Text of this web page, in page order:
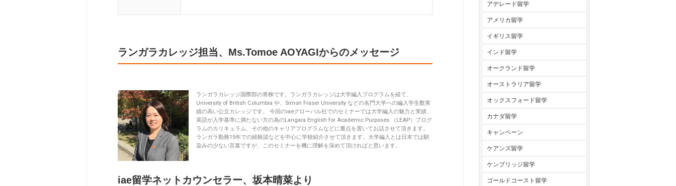
ランガラカレッジ担当、Ms.Tomoe AOYAGIからのメッセージ
ランガラカレッジ国際部の青柳です。ランガラカレッジは大学編入プログラムを経て、
University of British Columbia や、Simon Fraser University などの名門大学への編入学生数実
績の高い公立カレッジです。 今回のiaeグローバル社でのセミナーでは大学編入の魅力と実績、
英語が入学基準に満たない方の為のLangara English for Academic Purposes （LEAP）プログ
ラムのカリキュラム、その他のキャリアプログラムなどに重点を置いてお話させて頂きます。
ランガラ勤務15年での経験談などを中心に学校紹介させて頂きます。大学編入とは日本では馴
染みの少ない言葉ですが、このセミナーを機に理解を深めて頂ければと思います。
iae留学ネットカウンセラー、坂本晴菜より
アデレード留学
アメリカ留学
イギリス留学
インド留学
オークランド留学
オーストラリア留学
オックスフォード留学
カナダ留学
キャンペーン
ケアンズ留学
ケンブリッジ留学
ゴールドコースト留学